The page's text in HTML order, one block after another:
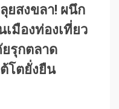
ยสงขลา! ผนึก
มืองท่องเที่ยว
รุกตลาด
โตยั่งยืน